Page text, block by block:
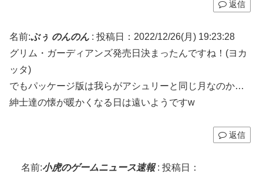
返信
名前:ぶぅ のんのん : 投稿日：2022/12/26(月) 19:23:28
グリム・ガーディアンズ発売日決まったんですね！(ヨカ
ッタ)
でもパッケージ版は我らがアシュリーと同じ月なのか…
紳士達の懐が暖かくなる日は遠いようですw
返信
名前:小虎のゲームニュース速報: 投稿日：